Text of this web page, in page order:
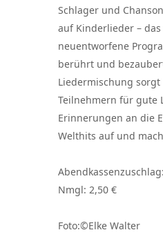
Schlager und
auf Kinderlieder – das
neuentworfene
berührt und
Liedermischung sorgt
Teilnehmern für gute
Erinnerungen an die
Welthits auf und
Nmgl: 2,50 €
Foto:©Elke Walter